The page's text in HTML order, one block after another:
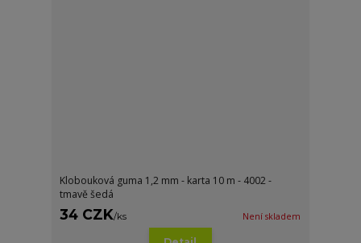
Klobouková guma 1,2 mm - karta 10 m - 4002 -
tmavě šedá
34 CZK/ks Není skladem